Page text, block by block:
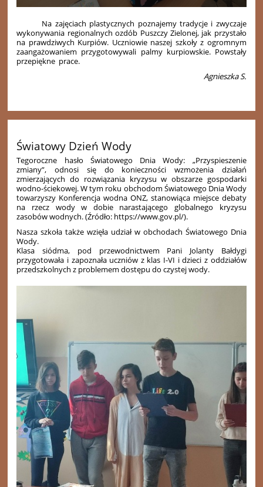
Na zajęciach plastycznych poznajemy tradycje i zwyczaje
wykonywania regionalnych ozdób Puszczy Zielonej, jak przystało
na prawdziwych Kurpiów. Uczniowie naszej szkoły z ogromnym
zaangażowaniem przygotowywali palmy kurpiowskie. Powstały
przepiękne prace.
Agnieszka S.
Światowy Dzień Wody
Tegoroczne hasło Światowego Dnia Wody: „Przyspieszenie
zmiany”, odnosi się do konieczności wzmożenia działań
zmierzających do rozwiązania kryzysu w obszarze gospodarki
wodno-ściekowej. W tym roku obchodom Światowego Dnia Wody
towarzyszy Konferencja wodna ONZ, stanowiąca miejsce debaty
na rzecz wody w dobie narastającego globalnego kryzysu
zasobów wodnych. (Źródło: https://www.gov.pl/).
Nasza szkoła także wzięła udział w obchodach Światowego Dnia
Wody.
Klasa siódma, pod przewodnictwem Pani Jolanty Bałdygi
przygotowała i zapoznała uczniów z klas I-VI i dzieci z oddziałów
przedszkolnych z problemem dostępu do czystej wody.